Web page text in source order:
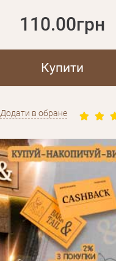
110.00грн
Купити
Додати в обране